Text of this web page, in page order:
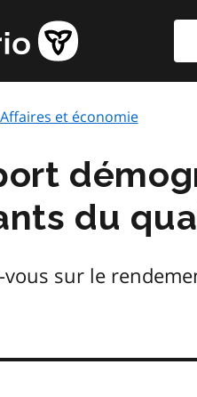
Affaires et économie
du
vous sur le